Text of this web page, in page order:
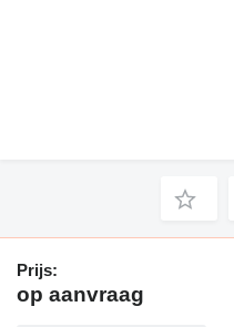
Prijs:
op aanvraag